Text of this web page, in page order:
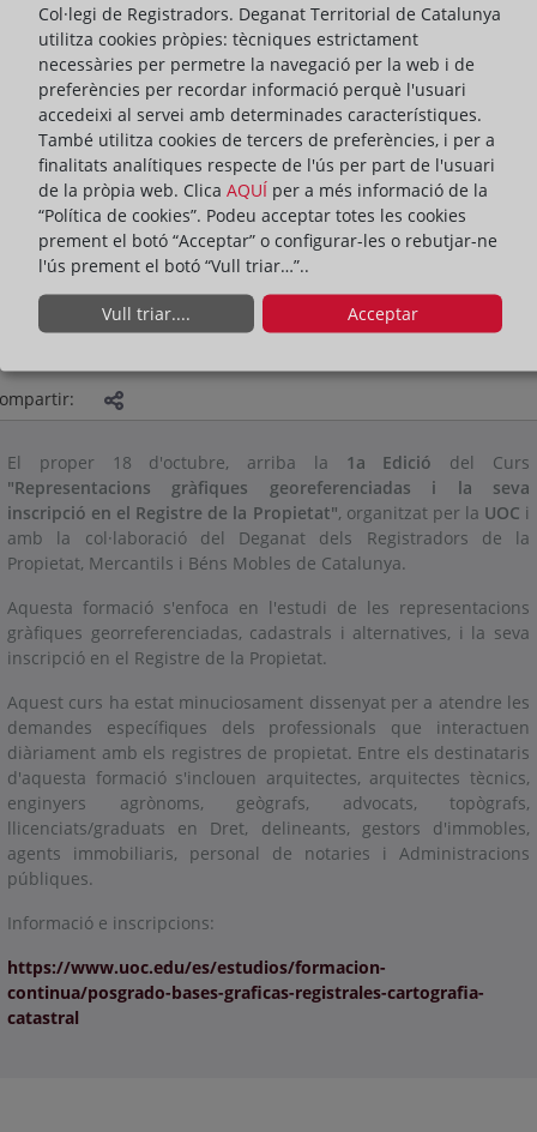
ACTUALITAT DEL DEGANAT
El proper 18 d'octubre, arriba la 1a Edició del Curs
"Representacions gràfiques georeferenciadas i la seva
inscripció en el Registre de la Propietat", organitzat per la UOC i
amb la col·laboració del Deganat dels Registradors de la
Propietat, Mercantils i Béns Mobles de Catalunya.
Aquesta formació s'enfoca en l'estudi de les representacions
gràfiques georreferenciadas, cadastrals i alternatives, i la seva
inscripció en el Registre de la Propietat.
Aquest curs ha estat minuciosament dissenyat per a atendre les
demandes específiques dels professionals que interactuen
diàriament amb els registres de propietat. Entre els destinataris
d'aquesta formació s'inclouen arquitectes, arquitectes tècnics,
enginyers agrònoms, geògrafs, advocats, topògrafs,
llicenciats/graduats en Dret, delineants, gestors d'immobles,
agents immobiliaris, personal de notaries i Administracions
públiques.
Informació e inscripcions:
https://www.uoc.edu/es/estudios/formacion-
continua/posgrado-bases-graficas-registrales-cartografia-
catastral
Col·legi de Registradors. Deganat Territorial de Catalunya
utilitza cookies pròpies: tècniques estrictament
necessàries per permetre la navegació per la web i de
preferències per recordar informació perquè l'usuari
accedeixi al servei amb determinades característiques.
També utilitza cookies de tercers de preferències, i per a
finalitats analítiques respecte de l'ús per part de l'usuari
de la pròpia web. Clica AQUÍ per a més informació de la
“Política de cookies”. Podeu acceptar totes les cookies
prement el botó “Acceptar” o configurar-les o rebutjar-ne
l'ús prement el botó “Vull triar…”..
Vull triar.... Acceptar